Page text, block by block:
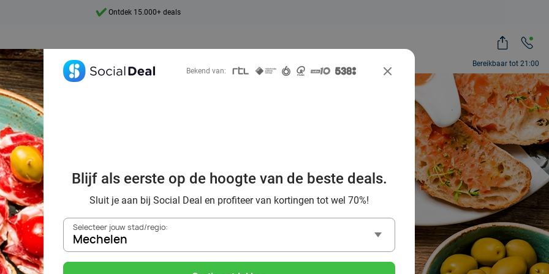
Bereikbaar tot 21:00
Ontdek 15.000+ deals
voordelig de beste
in Mechelen en
omgeving
Bekend van:
Blijf als eerste op de hoogte van de beste deals.
Sluit je aan bij Social Deal en profiteer van kortingen tot wel 70%!
Selecteer jouw stad/regio:
Mechelen